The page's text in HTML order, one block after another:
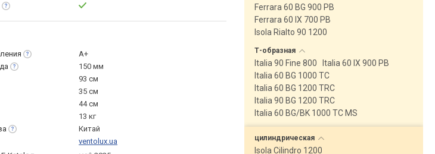
A+
150 мм
93 см
35 см
44 см
13 кг
Китай
ventolux.ua
Ferrara 60 BG 900 PB
Ferrara 60 IX 700 PB
Isola Rialto 90 1200
Т-образная
Italia 90 Fine 800
Italia 60 IX 900 PB
Italia 60 BG 1000 TC
Italia 60 BG 1200 TRC
Italia 90 BG 1200 TRC
Italia 60 BG/BK 1000 TC MS
цилиндрическая
Isola Cilindro 1200